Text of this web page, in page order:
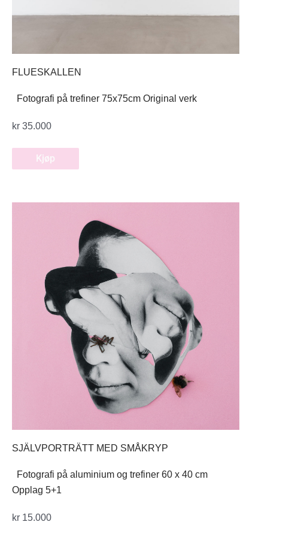
FLUESKALLEN
Fotografi på trefiner 75x75cm Original verk
kr 35.000
Kjøp
SJÄLVPORTRÄTT MED SMÅKRYP
Fotografi på aluminium og trefiner 60 x 40 cm
Opplag 5+1
kr 15.000